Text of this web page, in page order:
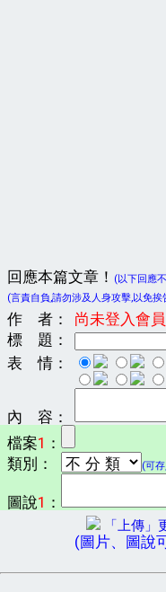
回應本篇文章！
(以下回應
(言責自負,請勿涉及人身攻擊,以免挨
作 者：
尚未登入會
標 題：
表 情：
內 容：
檔案1 ：
類別：
(可
圖說1 ：
「上傳」
(圖片、圖說